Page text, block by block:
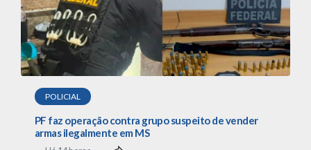
POLICIAL
PF faz operação contra grupo suspeito de vender
armas ilegalmente em MS